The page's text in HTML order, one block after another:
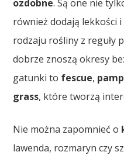
ozdobne. Są one nie
również dodają lekkości
rodzaju rośliny z reguły
dobrze znoszą okresy
gatunki to fescue,
grass, które tworzą
Nie można zapomnieć o
lawenda, rozmaryn czy